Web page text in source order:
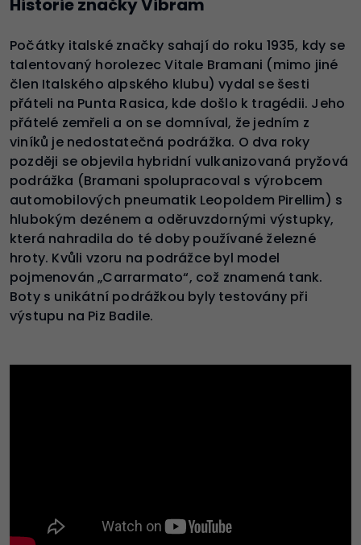
Historie značky Vibram
Počátky italské značky sahají do roku 1935, kdy se
talentovaný horolezec Vitale Bramani (mimo jiné
člen Italského alpského klubu) vydal se šesti
přáteli na Punta Rasica, kde došlo k tragédii. Jeho
přátelé zemřeli a on se domníval, že jedním z
viníků je nedostatečná podrážka. O dva roky
později se objevila hybridní vulkanizovaná pryžová
podrážka (Bramani spolupracoval s výrobcem
automobilových pneumatik Leopoldem Pirellim) s
hlubokým dezénem a oděruvzdornými výstupky,
která nahradila do té doby používané železné
hroty. Kvůli vzoru na podrážce byl model
pojmenován „Carrarmato“, což znamená tank.
Boty s unikátní podrážkou byly testovány při
výstupu na Piz Badile.